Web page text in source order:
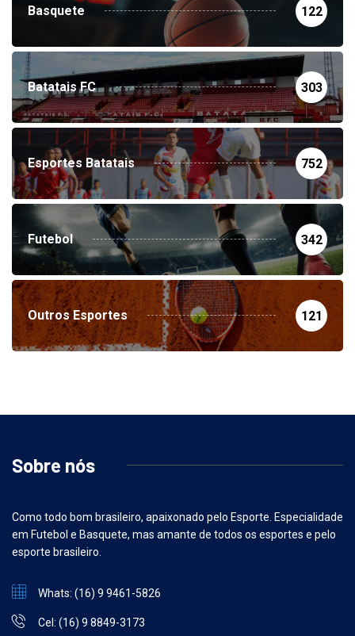
Basquete 122
Batatais FC 303
Esportes Batatais 752
Futebol 342
Outros Esportes 121
Sobre nós
Como todo bom brasileiro, apaixonado pelo Esporte. Especialidade
em Futebol e Basquete, mas amante de todos os esportes e pelo
esporte brasileiro.
Whats: (16) 9 9461-5826
Cel: (16) 9 8849-3173